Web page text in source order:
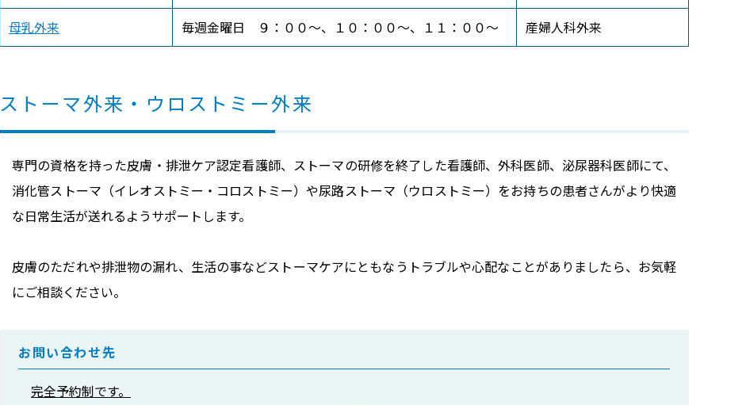
母乳外来
毎週金曜日 ９：００～、１０：００～、１１：００～ 産婦人科外来
ストーマ外来・ウロストミー外来
専門の資格を持った皮膚・排泄ケア認定看護師、ストーマの研修を終了した看護師、外科医師、泌尿器科医師にて、
消化管ストーマ（イレオストミー・コロストミー）や尿路ストーマ（ウロストミー）をお持ちの患者さんがより快適
な日常生活が送れるようサポートします。
皮膚のただれや排泄物の漏れ、生活の事などストーマケアにともなうトラブルや心配なことがありましたら、お気軽
にご相談ください。
お問い合わせ先
完全予約制です。